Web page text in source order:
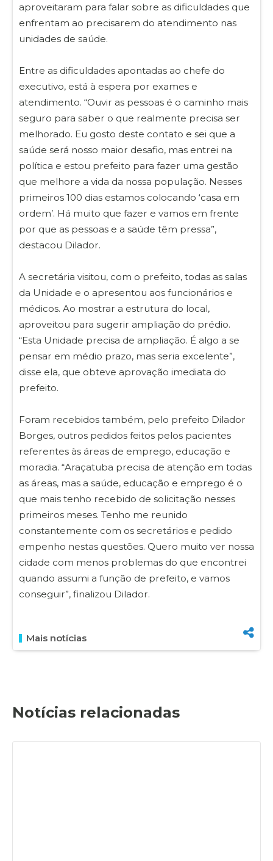
aproveitaram para falar sobre as dificuldades que
enfrentam ao precisarem do atendimento nas
unidades de saúde.
Entre as dificuldades apontadas ao chefe do
executivo, está à espera por exames e
atendimento. “Ouvir as pessoas é o caminho mais
seguro para saber o que realmente precisa ser
melhorado. Eu gosto deste contato e sei que a
saúde será nosso maior desafio, mas entrei na
política e estou prefeito para fazer uma gestão
que melhore a vida da nossa população. Nesses
primeiros 100 dias estamos colocando ‘casa em
ordem’. Há muito que fazer e vamos em frente
por que as pessoas e a saúde têm pressa”,
destacou Dilador.
A secretária visitou, com o prefeito, todas as salas
da Unidade e o apresentou aos funcionários e
médicos. Ao mostrar a estrutura do local,
aproveitou para sugerir ampliação do prédio.
“Esta Unidade precisa de ampliação. É algo a se
pensar em médio prazo, mas seria excelente”,
disse ela, que obteve aprovação imediata do
prefeito.
Foram recebidos também, pelo prefeito Dilador
Borges, outros pedidos feitos pelos pacientes
referentes às áreas de emprego, educação e
moradia. “Araçatuba precisa de atenção em todas
as áreas, mas a saúde, educação e emprego é o
que mais tenho recebido de solicitação nesses
primeiros meses. Tenho me reunido
constantemente com os secretários e pedido
empenho nestas questões. Quero muito ver nossa
cidade com menos problemas do que encontrei
quando assumi a função de prefeito, e vamos
conseguir”, finalizou Dilador.
Mais notícias
Notícias relacionadas